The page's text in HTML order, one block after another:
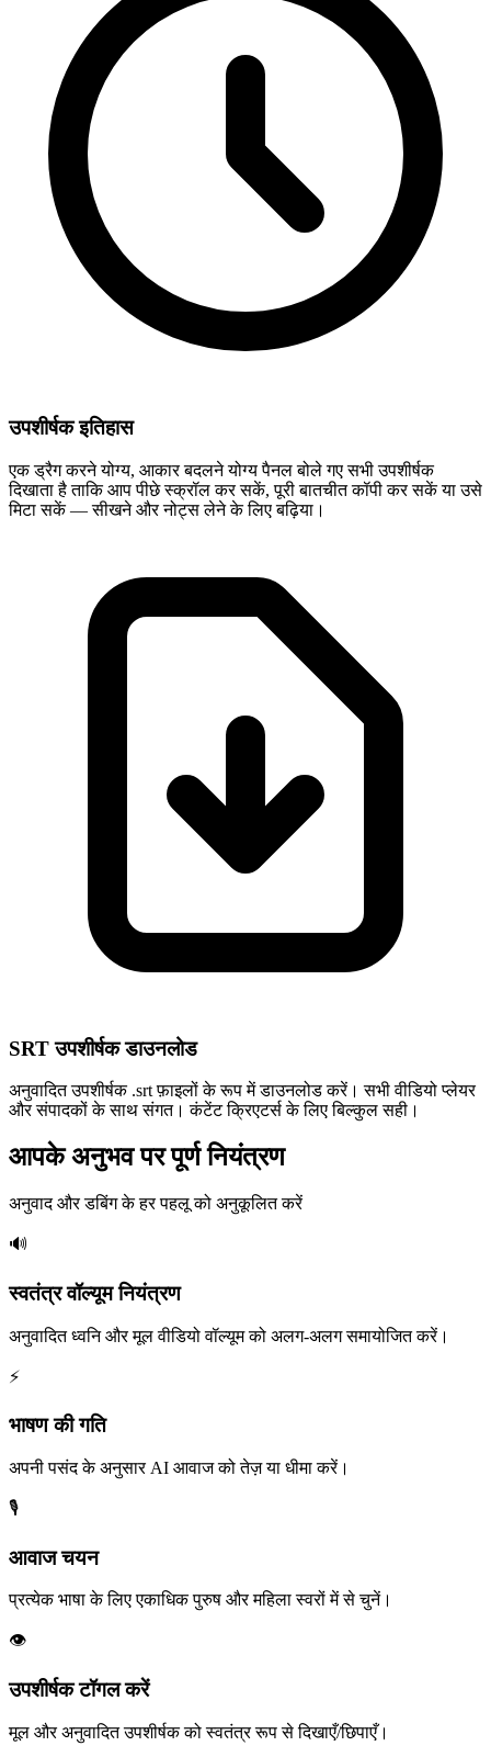
उपशीर्षक इतिहास
एक ड्रैग करने योग्य, आकार बदलने योग्य पैनल बोले गए सभी उपशीर्षक
दिखाता है ताकि आप पीछे स्क्रॉल कर सकें, पूरी बातचीत कॉपी कर सकें या उसे
मिटा सकें — सीखने और नोट्स लेने के लिए बढ़िया।
SRT उपशीर्षक डाउनलोड
अनुवादित उपशीर्षक .srt फ़ाइलों के रूप में डाउनलोड करें। सभी वीडियो प्लेयर
और संपादकों के साथ संगत। कंटेंट क्रिएटर्स के लिए बिल्कुल सही।
आपके अनुभव पर पूर्ण नियंत्रण
अनुवाद और डबिंग के हर पहलू को अनुकूलित करें
🔊
स्वतंत्र वॉल्यूम नियंत्रण
अनुवादित ध्वनि और मूल वीडियो वॉल्यूम को अलग-अलग समायोजित करें।
⚡
भाषण की गति
अपनी पसंद के अनुसार AI आवाज को तेज़ या धीमा करें।
🎙️
आवाज चयन
प्रत्येक भाषा के लिए एकाधिक पुरुष और महिला स्वरों में से चुनें।
👁️
उपशीर्षक टॉगल करें
मूल और अनुवादित उपशीर्षक को स्वतंत्र रूप से दिखाएँ/छिपाएँ।